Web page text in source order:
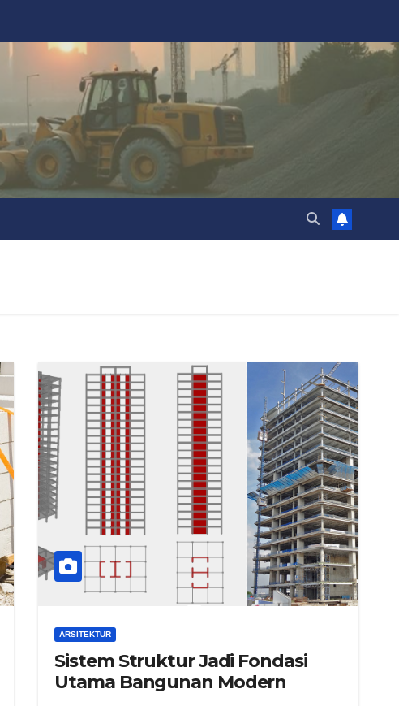
ARSITEKTUR
Sistem Struktur Jadi Fondasi
Utama Bangunan Modern